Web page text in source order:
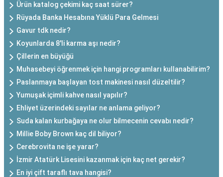
Ürün katalog çekimi kaç saat sürer?
Rüyada Banka Hesabına Yüklü Para Gelmesi
Gavur tdk nedir?
Koyunlarda 8'li karma aşı nedir?
Çillerin en büyüğü
Muhasebeyi öğrenmek için hangi programları kullanabilirim?
Paslanmaya başlayan tost makinesi nasıl düzeltilir?
Yumuşak içimli kahve nasıl yapılır?
Ehliyet üzerindeki sayılar ne anlama geliyor?
Suda kalan kurbağaya ne olur bilmecenin cevabı nedir?
Millie Boby Brown kaç dil biliyor?
Cerebrovita ne işe yarar?
İzmir Atatürk Lisesini kazanmak için kaç net gerekir?
En iyi çift taraflı tava hangisi?